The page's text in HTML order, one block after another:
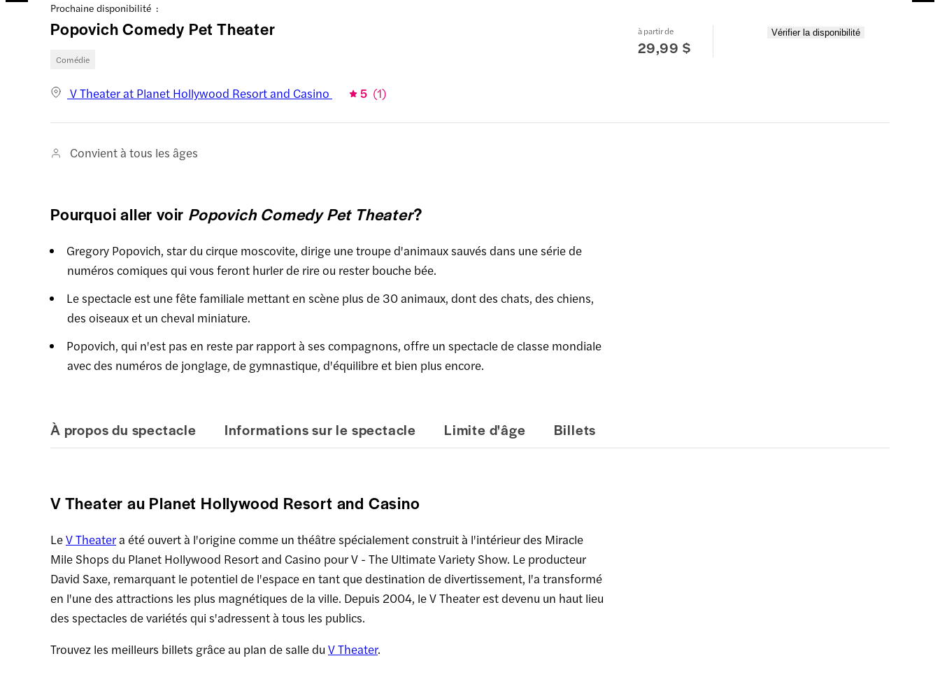
Prochaine disponibilité :
Popovich Comedy Pet Theater
Comédie
à partir de
29,99 $
Vérifier la disponibilité
V Theater at Planet Hollywood Resort and Casino 5 (1)
Convient à tous les âges
Pourquoi aller voir Popovich Comedy Pet Theater?
Gregory Popovich, star du cirque moscovite, dirige une troupe d'animaux sauvés dans une série de
numéros comiques qui vous feront hurler de rire ou rester bouche bée.
Le spectacle est une fête familiale mettant en scène plus de 30 animaux, dont des chats, des chiens,
des oiseaux et un cheval miniature.
Popovich, qui n'est pas en reste par rapport à ses compagnons, offre un spectacle de classe mondiale
avec des numéros de jonglage, de gymnastique, d'équilibre et bien plus encore.
À propos du spectacle Informations sur le spectacle Limite d'âge Billets
V Theater au Planet Hollywood Resort and Casino
LeV Theatera été ouvert à l'origine comme un théâtre spécialement construit à l'intérieur des Miracle
Mile Shops du Planet Hollywood Resort and Casino pour V - The Ultimate Variety Show. Le producteur
David Saxe, remarquant le potentiel de l'espace en tant que destination de divertissement, l'a transformé
en l'une des attractions les plus magnétiques de la ville. Depuis 2004, le V Theater est devenu un haut lieu
des spectacles de variétés qui s'adressent à tous les publics.
Trouvez les meilleurs billets grâce au plan de salle du V Theater.